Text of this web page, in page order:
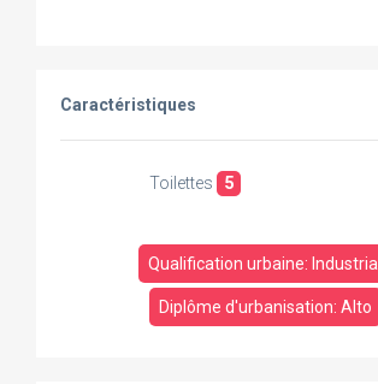
Caractéristiques
Toilettes 5
Qualification urbaine: Industrial
Diplôme d'urbanisation: Alto